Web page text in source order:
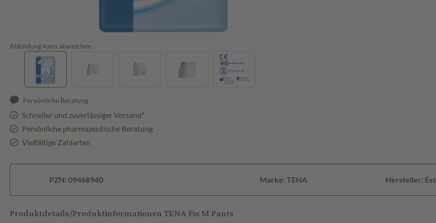
Abbildung kann abweichen
Persönliche Beratung
Schneller und zuverlässiger Versand³
Persönliche pharmazeutische Beratung
Vielfältige Zahlarten
PZN: 09468940 Marke: TENA Hersteller:
Produktdetails/Produktinformationen TENA Fix M Pants